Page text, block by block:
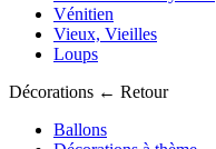
Vénitien
Vieux, Vieilles
Loups
Décorations ← Retour
Ballons